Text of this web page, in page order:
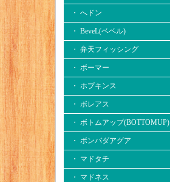
・ へドン
・ BeveL(ベベル)
・ 弁天フィッシング
・ ボーマー
・ ホプキンス
・ ボレアス
・ ボトムアップ(BOTTOMUP)
・ ボンバダアグア
・ マドタチ
・ マドネス